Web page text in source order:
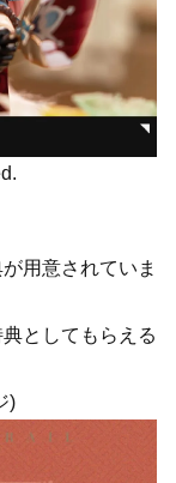
用意されていま
としてもらえる
)